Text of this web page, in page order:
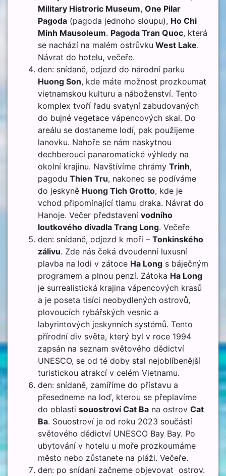
Military Histroric Museum, One Pilar
Pagoda (pagoda jednoho sloupu), Ho Chi
Minh Mausoleum. Pagoda Tran Quoc, která
se nachází na malém ostrůvku West Lake.
Návrat do hotelu, večeře.
den: snídaně, odjezd do národní parku
Huong Son, kde máte možnost prozkoumat
vietnamskou kulturu a náboženství. Tento
komplex tvoří řadu svatyní zabudovaných
do bujné vegetace vápencových skal. Do
areálu se dostaneme lodí, pak použijeme
lanovku. Nahoře se nám naskytnou
dechberoucí panaromatické výhledy na
okolní krajinu. Navštívíme chrámy Trinh,
pagodu Thien Tru, nakonec se podíváme
do jeskyně Huong Tich Grotto, kde je
vchod připomínající tlamu draka. Návrat do
Hanoje. Večer představení vodního
loutkového divadla Trang Long. Večeře
den: snídaně, odjezd k moři – Tonkinského
zálivu. Zde nás čeká dvoudenní luxusní
plavba na lodi v zátoce Ha Long s báječným
programem a plnou penzí. Zátoka Ha Long
je surrealistická krajina vápencových krasů
a je poseta tisíci neobydlených ostrovů,
plovoucích rybářských vesnic a
labyrintových jeskynních systémů. Tento
přírodní div světa, který byl v roce 1994
zapsán na seznam světového dědictví
UNESCO, se od té doby stal nejoblíbenější
turistickou atrakcí v celém Vietnamu.
den: snídaně, zamíříme do přístavu a
přesedneme na loď, kterou se přeplavíme
do oblasti souostroví Cat Ba na ostrov Cat
Ba. Souostroví je od roku 2023 součástí
světového dědictví UNESCO Bay Bay. Po
ubytování v hotelu u moře prozkoumáme
město nebo zůstanete na pláži. Večeře.
den: po snídani začneme objevovat ostrov.